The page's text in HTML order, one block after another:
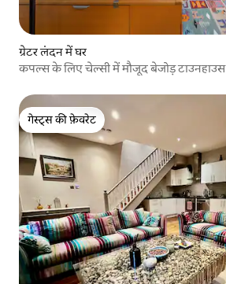
ग्रेटर लंदन में घर
कपल्स के लिए चेल्सी में मौजूद बेजोड़ टाउनहाउस
गेस्ट्स की फ़ेवरेट
गेस्ट्स की फ़ेवरेट